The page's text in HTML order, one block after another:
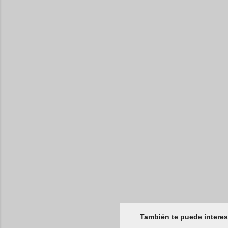
También te puede